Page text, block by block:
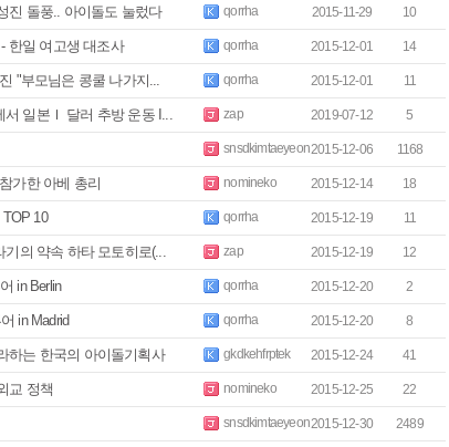
진 돌풍.. 아이돌도 눌렀다 qorrha 2015-11-29 10
- 한일 여고생 대조사 qorrha 2015-12-01 14
"부모님은 콩쿨 나가지... qorrha 2015-12-01 11
서 일본Ｉ 달러 추방 운동 I... zap 2019-07-12 5
snsdkimtaeyeon2015-12-06 1168
가한 아베 총리 nomineko 2015-12-14 18
10 qorrha 2015-12-19 11
기의 약속 하타 모토히로(... zap 2015-12-19 12
in Berlin qorrha 2015-12-20 2
in Madrid qorrha 2015-12-20 8
하는 한국의 아이돌기획사 gkdkehfrptek 2015-12-24 41
교 정책 nomineko 2015-12-25 22
snsdkimtaeyeon2015-12-30 2489